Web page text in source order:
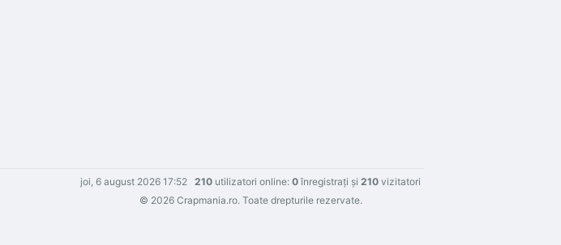
joi, 6 august 2026 17:52 210 utilizatori online: 0 înregistraţi şi 210 vizitatori
© 2026 Crapmania.ro. Toate drepturile rezervate.